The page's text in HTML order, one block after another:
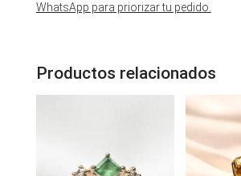
WhatsApp para priorizar tu pedido.
Productos relacionados